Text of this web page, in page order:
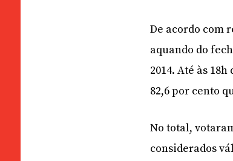
De acordo com
aquando do
2014. Até às
82,6 por cento
No total,
considerados